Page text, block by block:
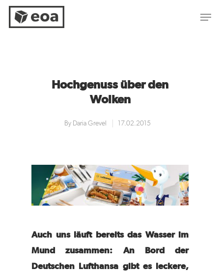
Hochgenuss über den
Wolken
By Daria Grevel 17.02.2015
Auch uns läuft bereits das Wasser im
Mund zusammen: An Bord der
Deutschen Lufthansa gibt es leckere,